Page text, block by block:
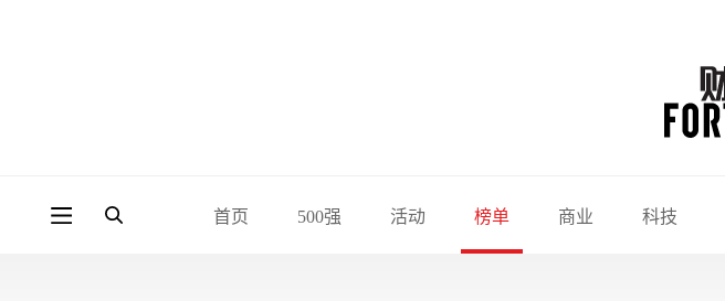
首页 500强 活动 榜单 商业 科技